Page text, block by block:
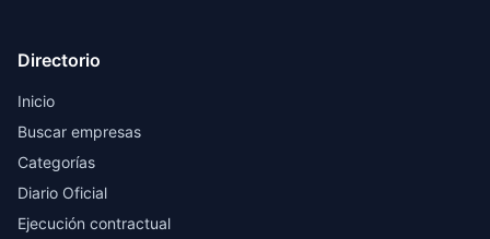
Directorio
Inicio
Buscar empresas
Categorías
Diario Oficial
Ejecución contractual